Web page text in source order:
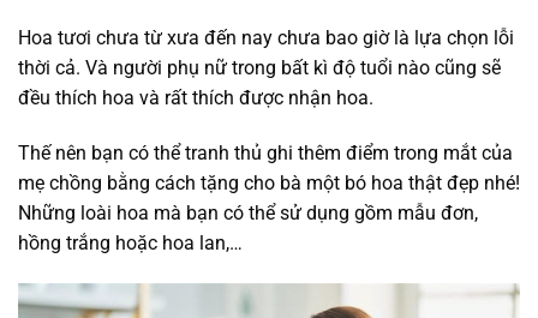
Hoa tươi chưa từ xưa đến nay chưa bao giờ là lựa chọn lỗi
thời cả. Và người phụ nữ trong bất kì độ tuổi nào cũng sẽ
đều thích hoa và rất thích được nhận hoa.
Thế nên bạn có thể tranh thủ ghi thêm điểm trong mắt của
mẹ chồng bằng cách tặng cho bà một bó hoa thật đẹp nhé!
Những loài hoa mà bạn có thể sử dụng gồm mẫu đơn,
hồng trắng hoặc hoa lan,…